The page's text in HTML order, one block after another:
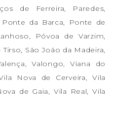
de Ferreira, Paredes,
da Barca, Ponte de
Póvoa de Varzim,
São João da Madeira,
Valongo, Viana do
Nova de Cerveira, Vila
de Gaia, Vila Real, Vila